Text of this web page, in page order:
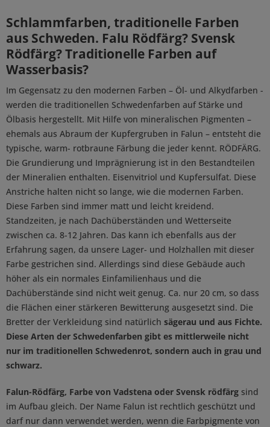
Schlammfarben, traditionelle Farben
aus Schweden. Falu Rödfärg? Svensk
Rödfärg? Traditionelle Farben auf
Wasserbasis?
Im Gegensatz zu den modernen Farben – Öl- und Alkydfarben -
werden die traditionellen Schwedenfarben auf Stärke und
Ölbasis hergestellt. Mit Hilfe von mineralischen Pigmenten –
ehemals aus Abraum der Kupfergruben in Falun – entsteht die
typische, warm- rotbraune Färbung die jeder kennt. RÖDFÄRG.
Die Grundierung und Imprägnierung ist in den Bestandteilen
der Mineralien enthalten. Eisenvitriol und Kupfersulfat. Diese
Anstriche halten nicht so lange, wie die modernen Farben.
Diese Farben sind immer matt und leicht kreidend.
Standzeiten, je nach Dachüberständen und Wetterseite
zwischen ca. 8-12 Jahren. Das kann ich ebenfalls aus der
Erfahrung sagen, da unsere Lager- und Holzhallen mit dieser
Farbe gestrichen sind. Allerdings sind diese Gebäude auch
höher als ein normales Einfamilienhaus und die
Dachüberstände sind nicht weit genug. Ca. nur 20 cm, so dass
die Flächen einer stärkeren Bewitterung ausgesetzt sind. Die
Bretter der Verkleidung sind natürlich sägerau und aus Fichte.
Diese Arten der Schwedenfarben gibt es mittlerweile nicht
nur im traditionellen Schwedenrot, sondern auch in grau und
schwarz.
Falun-Rödfärg, Farbe von Vadstena oder Svensk rödfärg sind
im Aufbau gleich. Der Name Falun ist rechtlich geschützt und
darf nur dann verwendet werden, wenn die Farbpigmente von